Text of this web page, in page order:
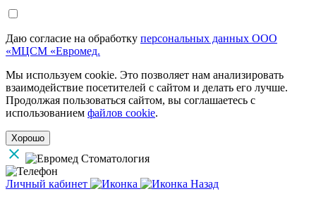
Даю согласие на обработку персональных данных ООО
«МЦСМ «Евромед.
Мы используем cookie. Это позволяет нам анализировать
взаимодействие посетителей с сайтом и делать его лучше.
Продолжая пользоваться сайтом, вы соглашаетесь с
использованием файлов cookie.
Хорошо
Личный кабинет
Назад